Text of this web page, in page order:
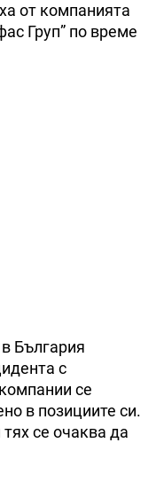
от компанията
Груп” по време
България
с
се
в позициите си.
се очаква да